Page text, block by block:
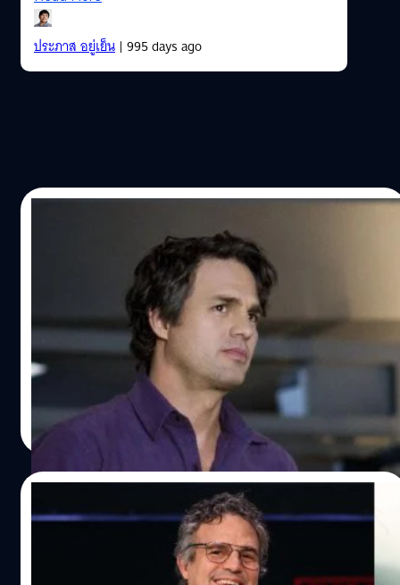
ประภาส อยู่เย็น| 995 days ago
Mark Ruffalo แย้มแฟน ๆ อาจได้เห็น Iron
Man ในจักวาล MCU อีกครั้ง
มาร์ก รัฟฟาโล (Mark Ruffalo) นักแสดงเจ้าของบทฮัลก์กล่าว
ถึงความเป็นไปได้ที่ไอรอแมน เวอร์ชัน โรเบิร์ต ดาวนีย์ จูเนียร์
(Robert Downey Jr.) และกัปตันอเมริกาที่แสดงโดย คริส อี
แวนส์ (Chris Evans) จะกลับไปในจักรวาล MCU อีกครั้ง
รัฟฟาโรได้ขึ้นเวทีในงาน Emerald City Comic-Con เมื่อสุด
สัปดาห์ที่ผ่านมา ซึ่งช่วงหนึ่งรัฟฟาโลได้ถูกถามว่า รู้สึกอย่างไร
ที่หนัง MCU จะไม่มี Iron Man และ Captain America อีกต่อ
ไปแล้ว? ซึ่งนักแสดงหนุ่มก็ตอบคำถามนี้ว่า "มันน่าเศร้านะ แต่
ในจักรวาลนี้ เรามีไทม์แมชชีน มีอีกหลายมัลติเวิร์ส ดังนั้นอะไร
มันก็เกิดขึ้นได้" รัฟฟาโลไม่ใช่อเวนเจอร์สคนแรก ที่ออกมาให้
ความหวังกับแฟน ๆ ในเรื่องนี้ เพราะไม่กี่สัปดาห์ก่อน โจนาธาน
เมเจอร์ส (Jonathan Majors) นักแสดงผู้รับบท 'แคง' วายร้าย
ในเรื่อง 'Ant-Man and the Wasp: Quantumania' ได้ออกมา
พรประภา รัตนศรีสุโรจน์ | 1250 days ago
Read More
Mark Ruffalo เผย พร้อมเล่นหนังเดี่ยว Hulk
เสมอ ขอแค่ Marvel สร้างก็พอ